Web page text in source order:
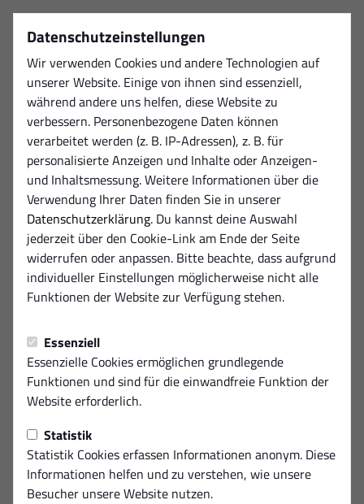
Datenschutzeinstellungen
Wir verwenden Cookies und andere Technologien auf
unserer Website. Einige von ihnen sind essenziell,
während andere uns helfen, diese Website zu
verbessern. Personenbezogene Daten können
verarbeitet werden (z. B. IP-Adressen), z. B. für
personalisierte Anzeigen und Inhalte oder Anzeigen-
und Inhaltsmessung. Weitere Informationen über die
Verwendung Ihrer Daten finden Sie in unserer
Datenschutzerklärung. Du kannst deine Auswahl
jederzeit über den Cookie-Link am Ende der Seite
widerrufen oder anpassen. Bitte beachte, dass aufgrund
individueller Einstellungen möglicherweise nicht alle
Funktionen der Website zur Verfügung stehen.
Essenziell
Essenzielle Cookies ermöglichen grundlegende
Funktionen und sind für die einwandfreie Funktion der
Website erforderlich.
Statistik
Statistik Cookies erfassen Informationen anonym. Diese
Informationen helfen und zu verstehen, wie unsere
Besucher unsere Website nutzen.
Diese Seite ist nicht verfügbar.